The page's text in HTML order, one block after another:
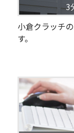
3
小倉クラッチ
す。